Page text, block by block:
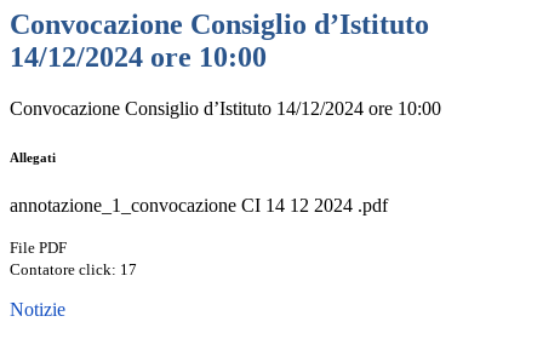
Convocazione Consiglio d’Istituto
14/12/2024 ore 10:00
Convocazione Consiglio d’Istituto 14/12/2024 ore 10:00
Allegati
annotazione_1_convocazione CI 14 12 2024 .pdf
File PDF
Contatore click: 17
Notizie